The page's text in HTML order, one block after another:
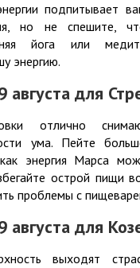
подпитывает
но не спешите,
йога или
энергию.
августа для
отлично
ума. Пейте
энергия Марса
острой пищи
проблемы с
августа для
выходят